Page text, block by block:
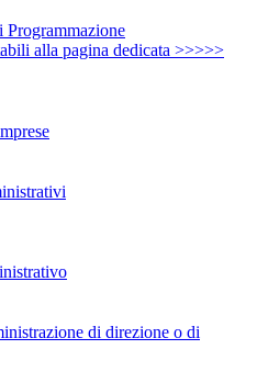
alla pagina dedicata >>>>>
di direzione o di